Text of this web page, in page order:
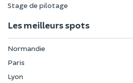
Stage de pilotage
Les meilleurs spots
Normandie
Paris
Lyon